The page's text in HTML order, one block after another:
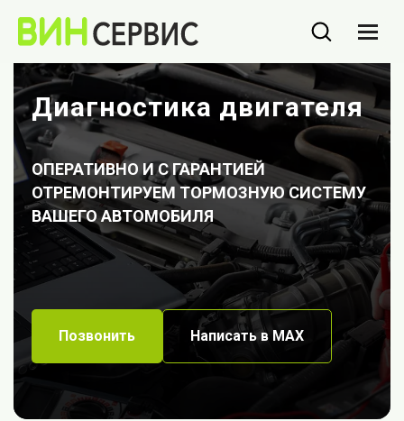
Диагностика двигателя
ОПЕРАТИВНО И С ГАРАНТИЕЙ
ОТРЕМОНТИРУЕМ ТОРМОЗНУЮ СИСТЕМУ
ВАШЕГО АВТОМОБИЛЯ
Позвонить Написать в МАХ